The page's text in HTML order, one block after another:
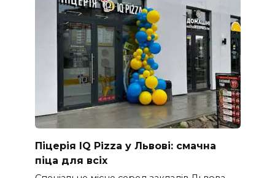
Піцерія IQ Pizza у Львові: смачна
піца для всіх